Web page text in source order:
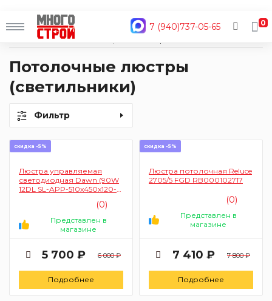
7 (940)737-05-65
0
Главная
Каталог
Потолочные люстры
(светильники)
Фильтр
скидка -5%
Люстра управляемая
светодиодная Dawn (90W
12DL SL-APP-510x450x120-
(0)
Представлен в
магазине
5 700 ₽ 6 000 ₽
Подробнее
скидка -5%
Люстра потолочная Reluce
2705/5 FGD RB000102717
(0)
Представлен в
магазине
7 410 ₽ 7 800 ₽
Подробнее